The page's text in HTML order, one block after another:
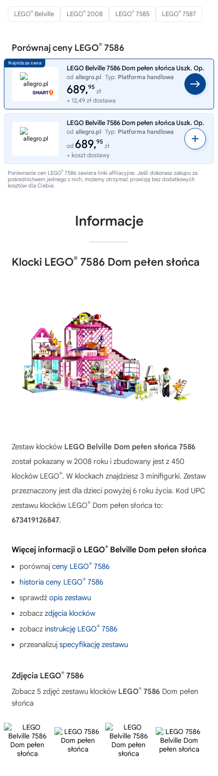
LEGO® Belville LEGO® 2008 LEGO® 7585 LEGO® 7587
Porównaj ceny LEGO® 7586
LEGO Belville 7586 Dom pełen słońca Uszk. Op.
od allegro.pl Typ: Platforma handlowa
689,95
zł
+ 12,49 zł dostawa
LEGO Belville 7586 Dom pełen słońca Uszk. Op.
od allegro.pl Typ: Platforma handlowa
od 689,95
zł
+ koszt dostawy
Porównanie cen LEGO® 7586 zawiera linki afiliacyjne. Jeśli dokonasz zakupu za
pośrednictwem jednego z nich, możemy otrzymać prowizję bez dodatkowych
kosztów dla Ciebie.
Informacje
Klocki LEGO® 7586 Dom pełen słońca
Zestaw klocków LEGO Belville Dom pełen słońca 7586
został pokazany w 2008 roku i zbudowany jest z 450
klocków LEGO®. W klockach znajdziesz 3 minifigurki. Zestaw
przeznaczony jest dla dzieci powyżej 6 roku życia. Kod UPC
zestawu klocków LEGO® Dom pełen słońca to:
673419126847.
Więcej informacji o LEGO® Belville Dom pełen słońca
porównaj ceny LEGO® 7586
historia ceny LEGO® 7586
sprawdź opis zestawu
zobacz zdjęcia klocków
zobacz instrukcję LEGO® 7586
przeanalizuj specyfikację zestawu
Zdjęcia LEGO® 7586
Zobacz 5 zdjęć zestawu klocków LEGO® 7586 Dom pełen
słońca